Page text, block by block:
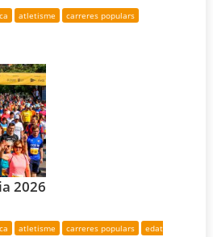
atletisme
carreres populars
2026
atletisme carreres populars
edat